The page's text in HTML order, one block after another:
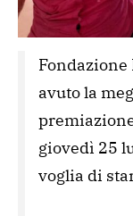
avuto la
giovedì 25
voglia di